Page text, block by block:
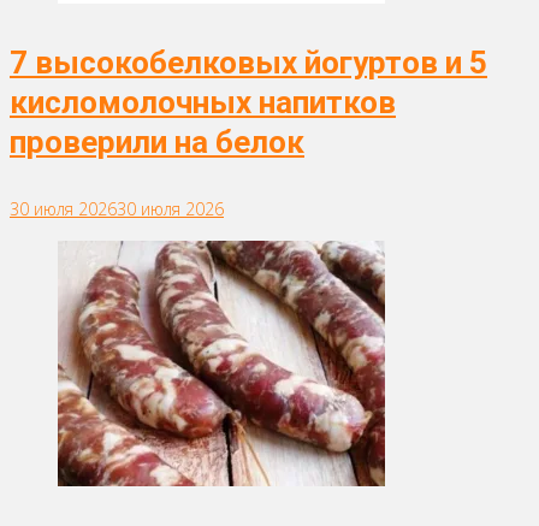
7 высокобелковых йогуртов и 5
кисломолочных напитков
проверили на белок
30 июля 202630 июля 2026